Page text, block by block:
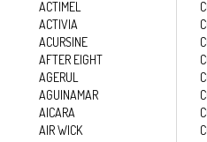
CONGELADOS
CARNICERÍA
ACTIMEL
ACTIVIA
ACURSINE
AFTER EIGHT
AGERUL
AGUINAMAR
AICARA
AIR WICK